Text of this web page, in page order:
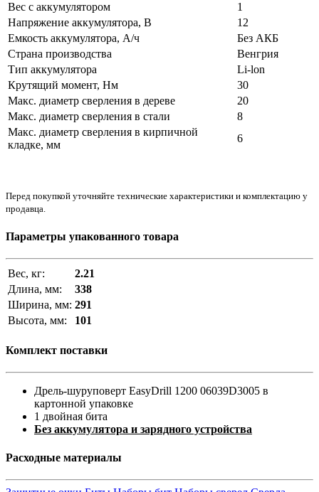
Вес с аккумулятором
1
Напряжение аккумулятора, В
12
Емкость аккумулятора, А/ч
Без АКБ
Страна производства
Венгрия
Тип аккумулятора
Li-lon
Крутящий момент, Нм
30
Макс. диаметр сверления в дереве
20
Макс. диаметр сверления в стали
8
Макс. диаметр сверления в кирпичной
кладке, мм
6
Перед покупкой уточняйте технические характеристики и комплектацию у
продавца.
Параметры упакованного товара
Вес, кг:
2.21
Длина, мм:
338
Ширина, мм: 291
Высота, мм:
101
Комплект поставки
Дрель-шуруповерт EasyDrill 1200 06039D3005 в
картонной упаковке
1 двойная бита
Без аккумулятора и зарядного устройства
Расходные материалы